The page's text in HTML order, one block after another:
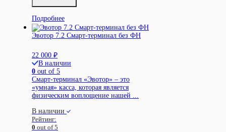
Подробнее
Эвотор 7.2 Смарт-терминал без ФН
22 000 ₽
В наличии
0 out of 5
Смарт-терминал «Эвотор» – это
«умная» касса, которая является
физическим воплощение нашей ...
В наличии
Рейтинг:
0 out of 5